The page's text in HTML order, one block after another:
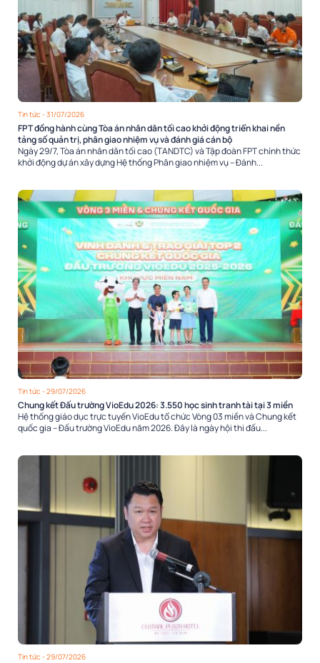
Tin tức - 31/07/2026
FPT đồng hành cùng Tòa án nhân dân tối cao khởi động triển khai nền
tảng số quản trị, phân giao nhiệm vụ và đánh giá cán bộ
Ngày 29/7, Tòa án nhân dân tối cao (TANDTC) và Tập đoàn FPT chính thức
khởi động dự án xây dựng Hệ thống Phân giao nhiệm vụ – Đánh...
Tin tức - 29/07/2026
Chung kết Đấu trường VioEdu 2026: 3.550 học sinh tranh tài tại 3 miền
Hệ thống giáo dục trực tuyến VioEdu tổ chức Vòng 03 miền và Chung kết
quốc gia – Đấu trường VioEdu năm 2026. Đây là ngày hội thi đấu...
Tin tức - 29/07/2026